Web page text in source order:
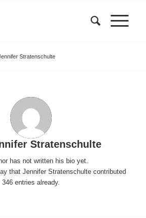
Stratenschulte
Stratenschulte
has not written his bio yet.
that Jennifer Stratenschultecontributed
346 entries already.